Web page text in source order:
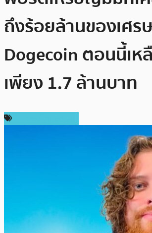
ถึงร้อยล้านของเศร
Dogecoin ตอนนี้เห
เพียง 1.7 ล้านบาท